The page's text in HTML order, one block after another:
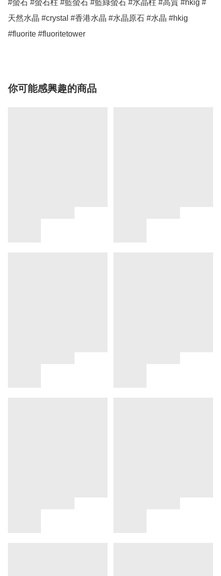
#螢石 #螢石柱 #藍螢石 #藍綠螢石 #水晶柱 #高質 #hkig #
天然水晶 #crystal #香港水晶 #水晶原石 #水晶 #hkig
#fluorite #fluoritetower
你可能感興趣的商品